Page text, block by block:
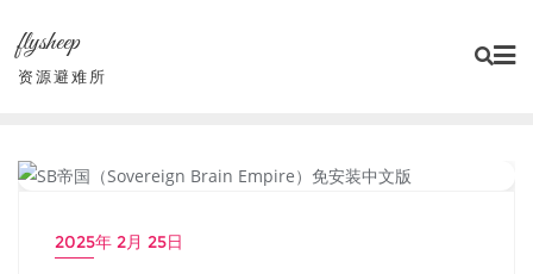
content
flysheep
资源避难所
2025年 2月 25日